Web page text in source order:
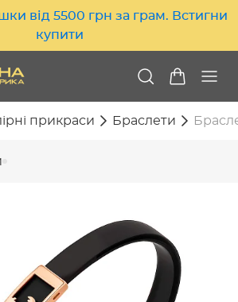
від 5500 грн за грам. Встигни
купити
прикраси Браслети